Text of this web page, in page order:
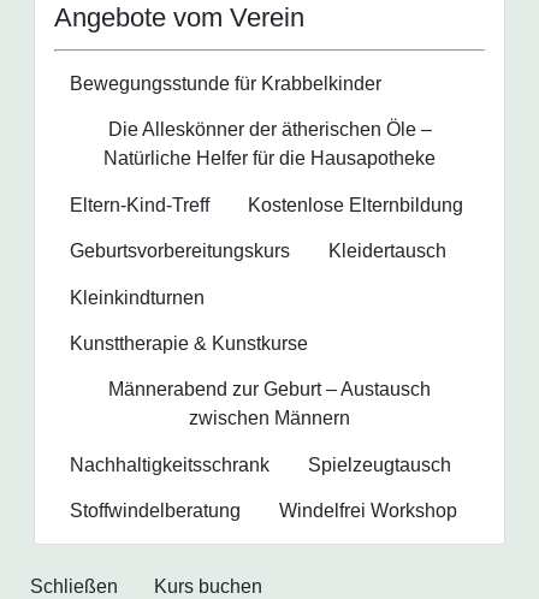
Angebote vom Verein
Bewegungsstunde für Krabbelkinder
Die Alleskönner der ätherischen Öle –
Natürliche Helfer für die Hausapotheke
Eltern-Kind-Treff Kostenlose Elternbildung
Geburtsvorbereitungs­kurs Kleidertausch
Kleinkindturnen
Kunsttherapie & Kunstkurse
Männerabend zur Geburt – Austausch
zwischen Männern
Nachhaltigkeitsschrank Spielzeugtausch
Stoffwindelberatung Windelfrei Workshop
Schließen Kurs buchen